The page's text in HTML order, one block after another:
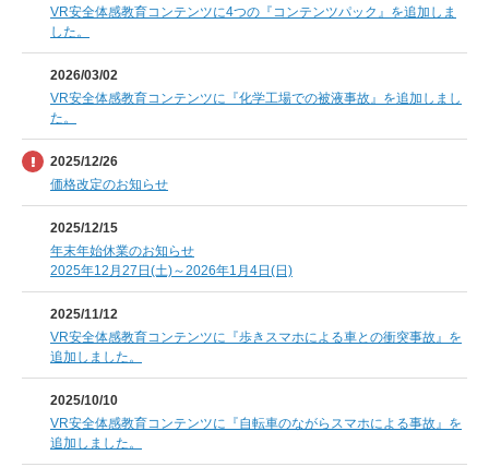
VR安全体感教育コンテンツに4つの『コンテンツパック』を追加しま
した。
2026/03/02
VR安全体感教育コンテンツに『化学工場での被液事故』を追加しまし
た。
2025/12/26
価格改定のお知らせ
2025/12/15
年末年始休業のお知らせ
2025年12月27日(土)～2026年1月4日(日)
2025/11/12
VR安全体感教育コンテンツに『歩きスマホによる車との衝突事故』を
追加しました。
2025/10/10
VR安全体感教育コンテンツに『自転車のながらスマホによる事故』を
追加しました。